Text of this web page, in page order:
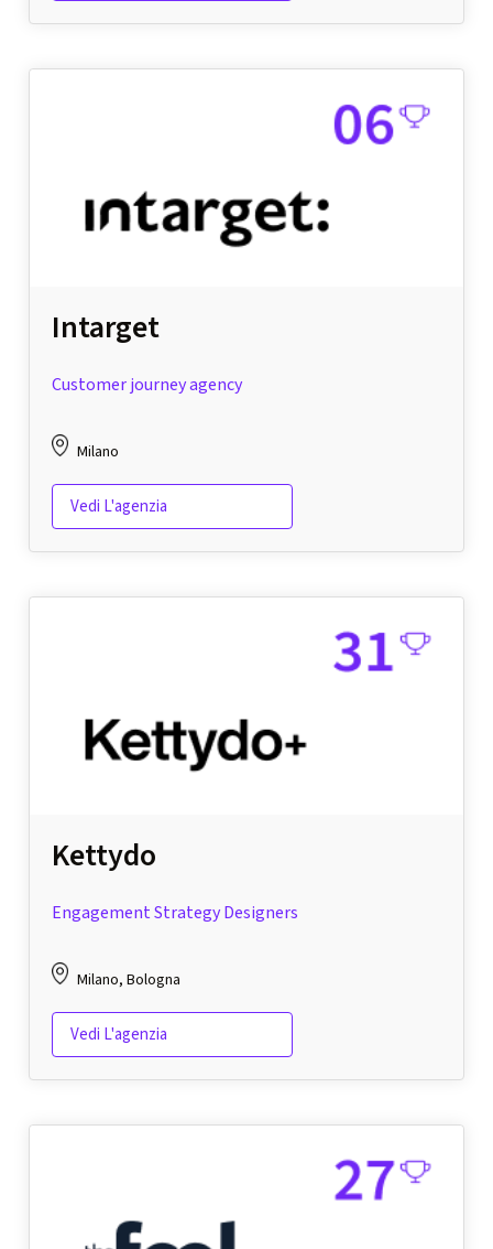
Intarget
Customer journey agency
Milano
Vedi L'agenzia
Kettydo
Engagement Strategy Designers
Milano, Bologna
Vedi L'agenzia